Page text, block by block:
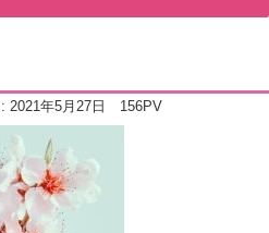
2021年5月27日 156PV